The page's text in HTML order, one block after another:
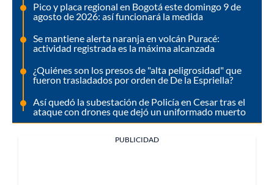
Pico y placa regional en Bogotá este domingo 9 de
agosto de 2026: así funcionará la medida
Se mantiene alerta naranja en volcán Puracé:
actividad registrada es la máxima alcanzada
¿Quiénes son los presos de "alta peligrosidad" que
fueron trasladados por orden de De la Espriella?
Así quedó la subestación de Policía en Cesar tras el
ataque con drones que dejó un uniformado muerto
PUBLICIDAD